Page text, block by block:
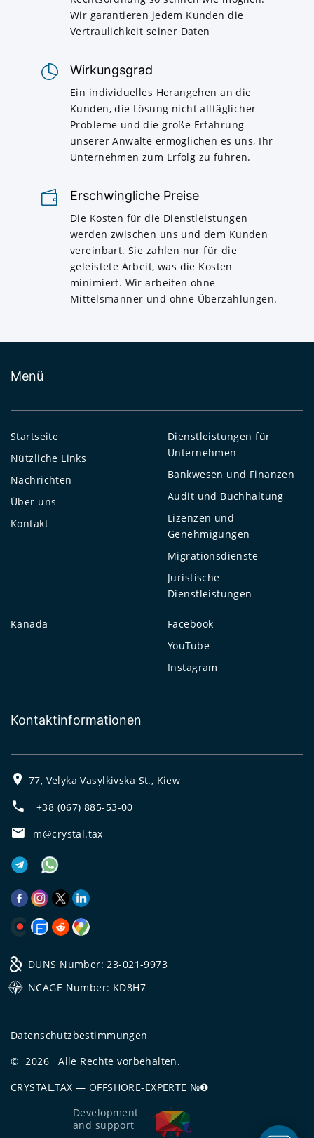
Wir garantieren jedem Kunden die
Vertraulichkeit seiner Daten
Wirkungsgrad
Ein individuelles Herangehen an die
Kunden, die Lösung nicht alltäglicher
Probleme und die große Erfahrung
unserer Anwälte ermöglichen es uns, Ihr
Unternehmen zum Erfolg zu führen.
Erschwingliche Preise
Die Kosten für die Dienstleistungen
werden zwischen uns und dem Kunden
vereinbart. Sie zahlen nur für die
geleistete Arbeit, was die Kosten
minimiert. Wir arbeiten ohne
Mittelsmänner und ohne Überzahlungen.
Menü
Startseite
Nützliche Links
Nachrichten
Über uns
Kontakt
Dienstleistungen für
Unternehmen
Bankwesen und Finanzen
Audit und Buchhaltung
Lizenzen und
Genehmigungen
Migrationsdienste
Juristische
Dienstleistungen
Kanada
Facebook
YouTube
Instagram
Kontaktinformationen
77, Velyka Vasylkivska St., Kiew
+38 (067) 885-53-00
m@crystal.tax
DUNS Number: 23-021-9973
NCAGE Number: KD8H7
Datenschutzbestimmungen
© 2026
Alle Rechte vorbehalten.
CRYSTAL.TAX — OFFSHORE-EXPERTE №❶
Development
and support